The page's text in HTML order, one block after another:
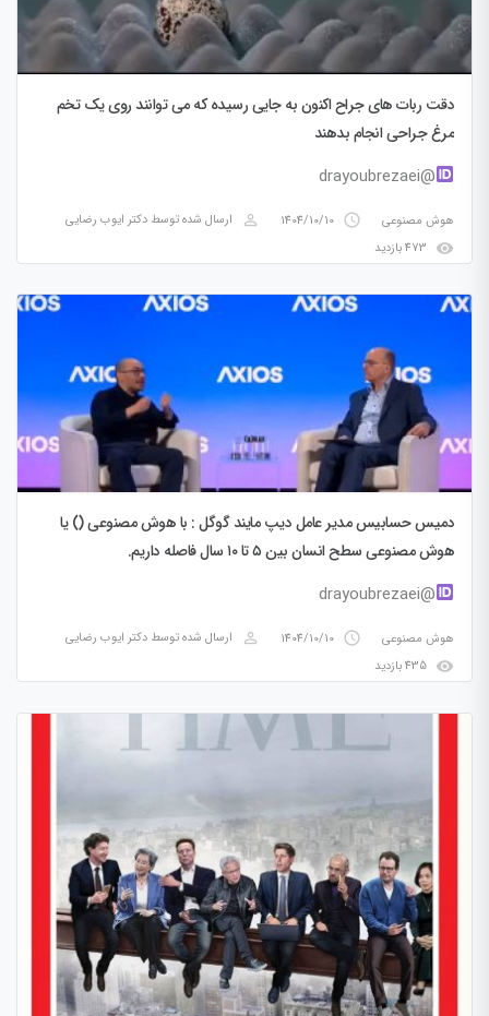
دقت ربات های جراح اکنون به جایی رسیده که می توانند روی یک تخم
مرغ جراحی انجام بدهند
@drayoubrezaei
هوش مصنوعی access_time
1404/10/10
perm_identity ارسال شده توسط دکتر ایوب رضایی
visibility
دمیس حسابیس مدیر عامل دیپ مایند گوگل : با هوش مصنوعی () یا
هوش مصنوعی سطح انسان بین ۵ تا ۱۰ سال فاصله داریم.
@drayoubrezaei
هوش مصنوعی access_time
1404/10/10
perm_identity ارسال شده توسط دکتر ایوب رضایی
visibility